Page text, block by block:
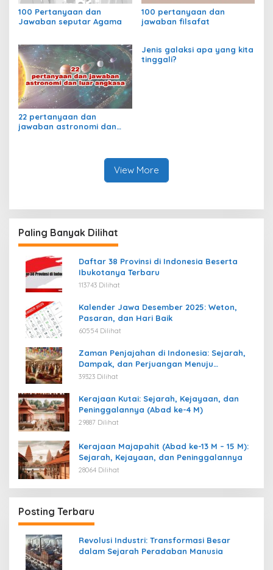
100 Pertanyaan dan
Jawaban seputar Agama
100 pertanyaan dan
jawaban filsafat
22 pertanyaan dan
jawaban astronomi dan
Jenis galaksi apa yang kita
tinggali?
View More
Paling Banyak Dilihat
Daftar 38 Provinsi di Indonesia Beserta
Ibukotanya Terbaru
113743 Dilihat
Kalender Jawa Desember 2025: Weton,
Pasaran, dan Hari Baik
60554 Dilihat
Zaman Penjajahan di Indonesia: Sejarah,
Dampak, dan Perjuangan Menuju
Kemerdekaan
39323 Dilihat
Kerajaan Kutai: Sejarah, Kejayaan, dan
Peninggalannya (Abad ke-4 M)
29887 Dilihat
Kerajaan Majapahit (Abad ke-13 M – 15 M):
Sejarah, Kejayaan, dan Peninggalannya
28064 Dilihat
Posting Terbaru
Revolusi Industri: Transformasi Besar
dalam Sejarah Peradaban Manusia